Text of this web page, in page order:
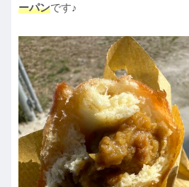
ーパンです♪